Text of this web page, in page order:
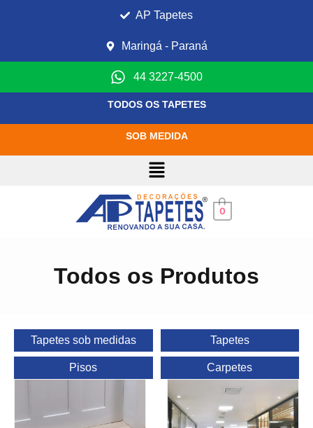
AP Tapetes
Maringá - Paraná
44 3227-4500
TODOS OS TAPETES
SOB MEDIDA
0
Todos os Produtos
Tapetes sob medidas Tapetes
Pisos Carpetes